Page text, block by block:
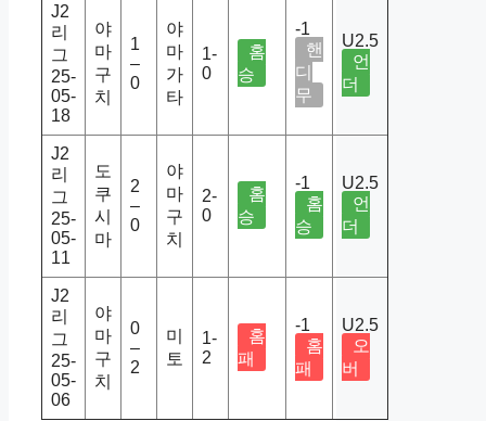
J2
리
그
25-
05-
18
야
마
구
치
1
–
0
야
마
가
타
1-
0
홈
승
-1
핸
디
무
U2.5
언
더
J2
리
그
25-
05-
11
도
쿠
시
마
2
–
0
야
마
구
치
2-
0
홈
승
-1
홈
승
U2.5
언
더
J2
리
그
25-
05-
06
야
마
구
치
0
–
2
미
토
1-
2
홈
패
-1
홈
패
U2.5
오
버